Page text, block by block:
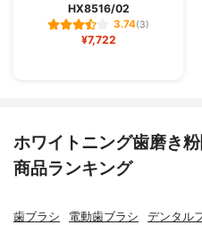
HX8516/02
3.74(3)
¥7,722
ホワイトニング歯磨き
商品ランキング
歯ブラシ 電動歯ブラシ デンタル